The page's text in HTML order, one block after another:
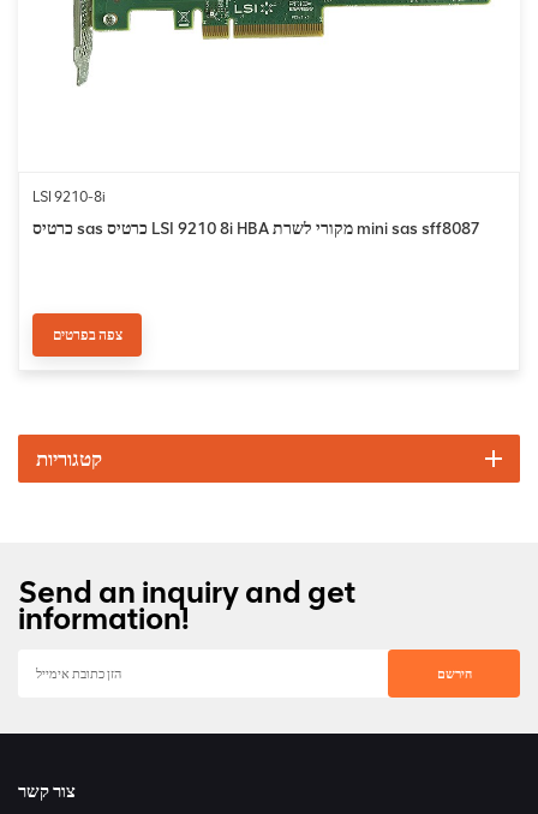
LSI 9210-8i
כרטיס sas כרטיס LSI 9210 8i HBA מקורי לשרת mini sas sff8087
צפה בפרטים
קטגוריות
Send an inquiry and get
information!
צור קשר